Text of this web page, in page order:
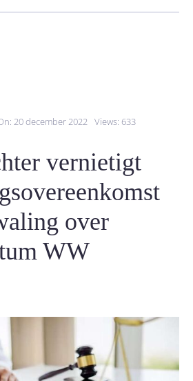
20 december 2022 Views: 633
vernietigt
over
WW